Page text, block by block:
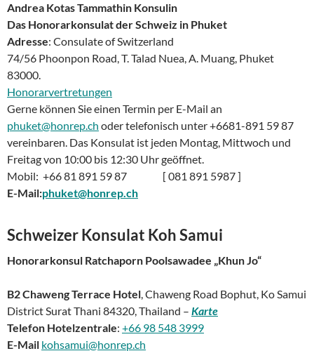
Andrea Kotas Tammathin Konsulin
Das Honorarkonsulat der Schweiz in Phuket
Adresse: Consulate of Switzerland
74/56 Phoonpon Road, T. Talad Nuea, A. Muang, Phuket
83000.
Honorarvertretungen
Gerne können Sie einen Termin per E-Mail an
phuket@honrep.ch oder telefonisch unter +6681-891 59 87
vereinbaren. Das Konsulat ist jeden Montag, Mittwoch und
Freitag von 10:00 bis 12:30 Uhr geöffnet.
Mobil: +66 81 891 59 87 [ 081 891 5987 ]
E-Mail:phuket@honrep.ch
Schweizer Konsulat Koh Samui
Honorarkonsul Ratchaporn Poolsawadee „Khun Jo“
B2 Chaweng Terrace Hotel, Chaweng Road Bophut, Ko Samui
District Surat Thani 84320, Thailand – Karte
Telefon Hotelzentrale: +66 98 548 3999
E-Mail kohsamui@honrep.ch